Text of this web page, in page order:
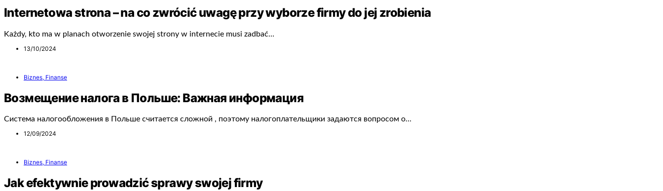
Internetowa strona – na co zwrócić uwagę przy wyborze firmy do jej zrobienia
Każdy, kto ma w planach otworzenie swojej strony w internecie musi zadbać…
13/10/2024
Biznes, Finanse
Возмещение налога в Польше: Важная информация
Система налогообложения в Польше считается сложной , поэтому налогоплательщики задаются вопросом о…
12/09/2024
Biznes, Finanse
Jak efektywnie prowadzić sprawy swojej firmy